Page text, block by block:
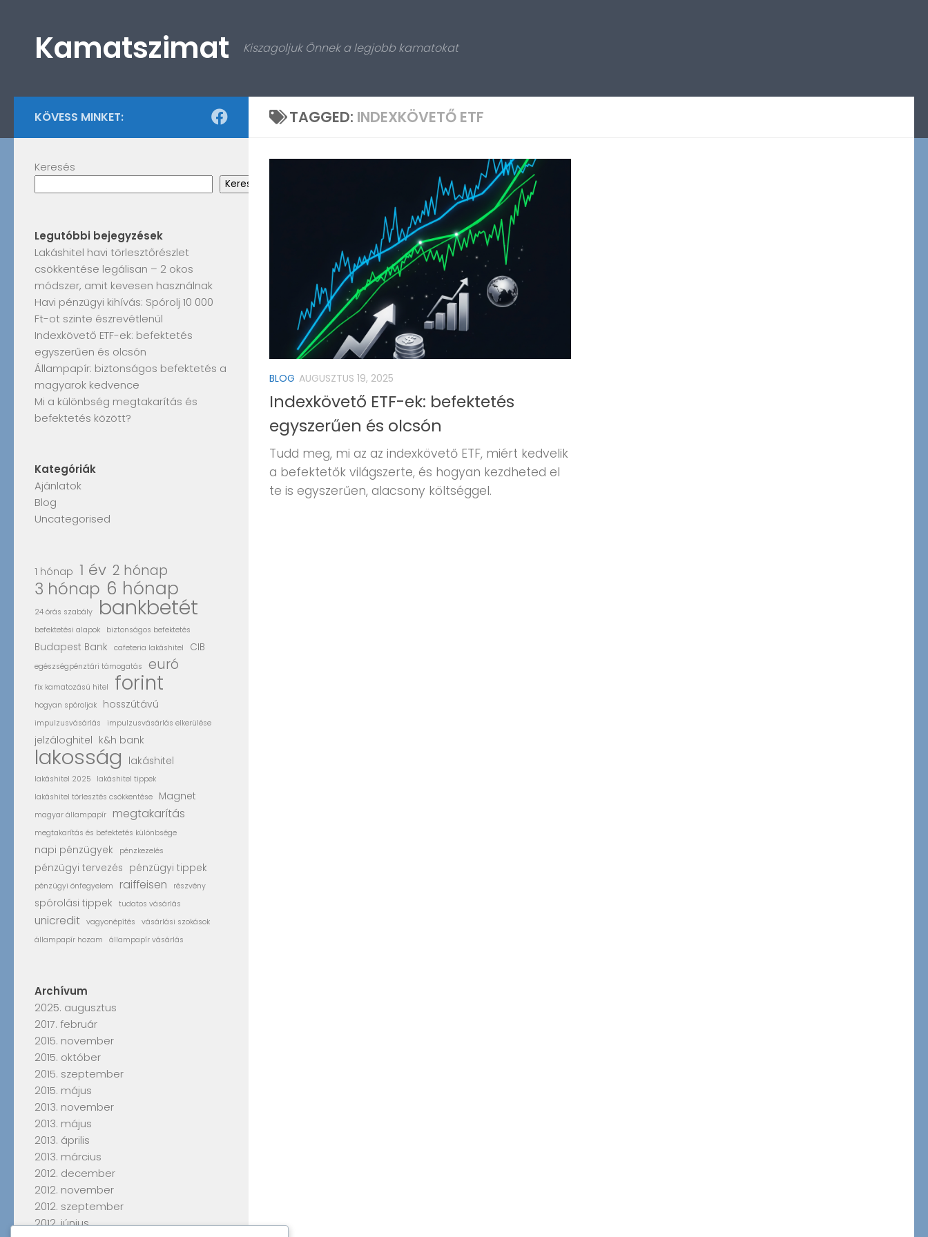
Kamatszimat Kiszagoljuk Önnek a legjobb kamatokat
TAGGED: INDEXKÖVETŐ ETF
BLOG AUGUSZTUS 19, 2025
Indexkövető ETF-ek: befektetés
egyszerűen és olcsón
Tudd meg, mi az az indexkövető ETF, miért kedvelik
a befektetők világszerte, és hogyan kezdheted el
te is egyszerűen, alacsony költséggel.
KÖVESS MINKET:
Keresés
Keresés
Legutóbbi bejegyzések
Lakáshitel havi törlesztőrészlet
csökkentése legálisan – 2 okos
módszer, amit kevesen használnak
Havi pénzügyi kihívás: Spórolj 10 000
Ft-ot szinte észrevétlenül
Indexkövető ETF-ek: befektetés
egyszerűen és olcsón
Állampapír: biztonságos befektetés a
magyarok kedvence
Mi a különbség megtakarítás és
befektetés között?
Kategóriák
Ajánlatok
Blog
Uncategorised
1 hónap 1 év 2 hónap
3 hónap 6 hónap
24 órás szabály bankbetét
befektetési alapok biztonságos befektetés
Budapest Bank cafeteria lakáshitel CIB
egészségpénztári támogatás euró
fix kamatozású hitel forint
hogyan spóroljak hosszútávú
impulzusvásárlás impulzusvásárlás elkerülése
jelzáloghitel k&h bank
lakosság lakáshitel
lakáshitel 2025
lakáshitel tippek
lakáshitel törlesztés csökkentése
Magnet
magyar állampapír megtakarítás
megtakarítás és befektetés különbsége
napi pénzügyek pénzkezelés
pénzügyi tervezés pénzügyi tippek
pénzügyi önfegyelem raiffeisen részvény
spórolási tippek tudatos vásárlás
unicredit vagyonépítés
vásárlási szokások
állampapír hozam
állampapír vásárlás
Archívum
2025. augusztus
2017. február
2015. november
2015. október
2015. szeptember
2015. május
2013. november
2013. május
2013. április
2013. március
2012. december
2012. november
2012. szeptember
2012. június